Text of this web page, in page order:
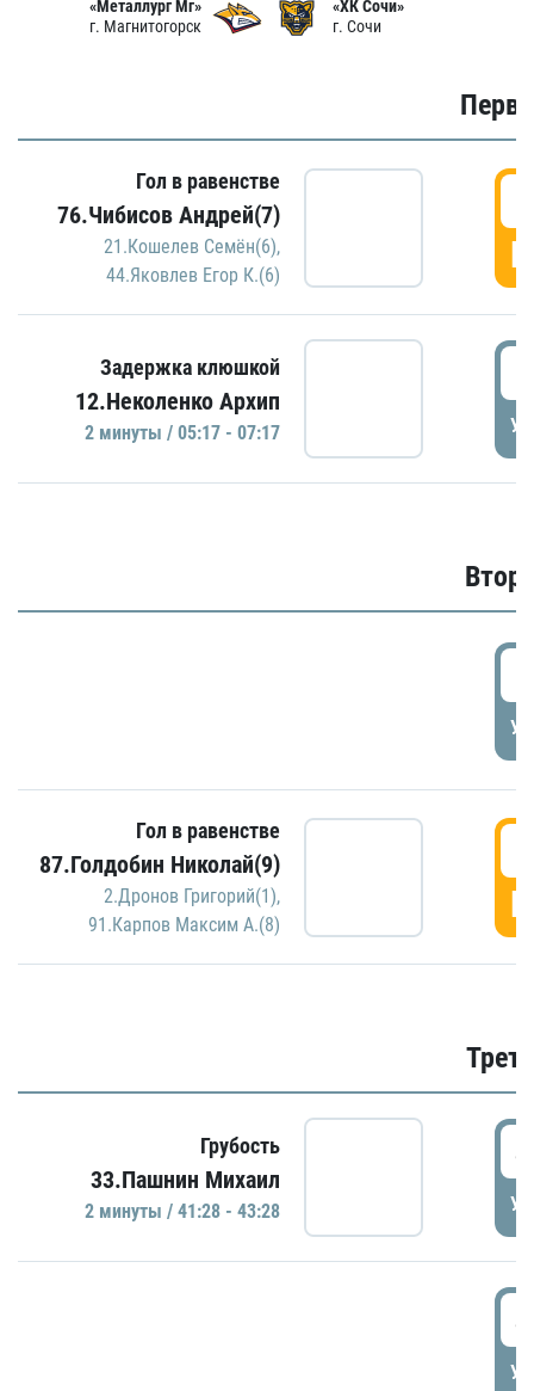
«Металлург Мг»
г. Магнитогорск
«ХК Сочи»
г. Сочи
Гол в равенстве
76.Чибисов Андрей(7)
21.Кошелев Семён(6),
44.Яковлев Егор К.(6)
Задержка клюшкой
12.Неколенко Архип
2 минуты / 05:17 - 07:17
Гол в равенстве
87.Голдобин Николай(9)
2.Дронов Григорий(1),
91.Карпов Максим А.(8)
Грубость
33.Пашнин Михаил
2 минуты / 41:28 - 43:28